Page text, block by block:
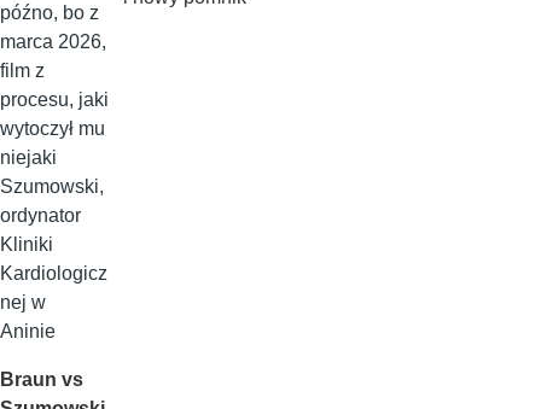
późno, bo z
marca 2026,
film z
procesu, jaki
wytoczył mu
niejaki
Szumowski,
ordynator
Kliniki
Kardiologicz
nej w
Aninie
Braun vs